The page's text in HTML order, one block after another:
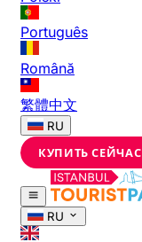
Português
Română
繁體中文
RU
КУПИТЬ СЕЙЧАС
RU